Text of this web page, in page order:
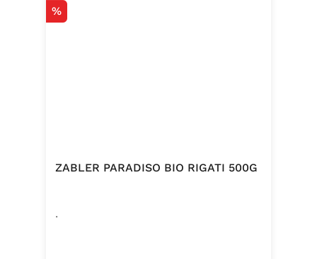
Rabatt
%
ZABLER PARADISO BIO RIGATI 500G
.